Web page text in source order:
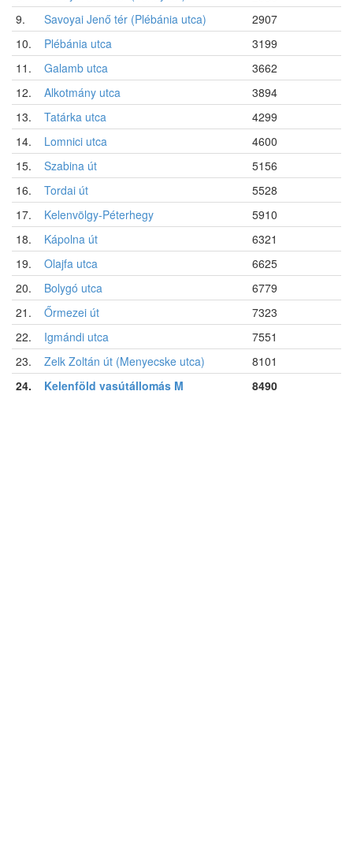
9.
Savoyai Jenő tér (Plébánia utca)
2907
10.
Plébánia utca
3199
11.
Galamb utca
3662
12.
Alkotmány utca
3894
13.
Tatárka utca
4299
14.
Lomnici utca
4600
15.
Szabina út
5156
16.
Tordai út
5528
17.
Kelenvölgy-Péterhegy
5910
18.
Kápolna út
6321
19.
Olajfa utca
6625
20.
Bolygó utca
6779
21.
Őrmezei út
7323
22.
Igmándi utca
7551
23.
Zelk Zoltán út (Menyecske utca)
8101
24.
Kelenföld vasútállomás M 8490